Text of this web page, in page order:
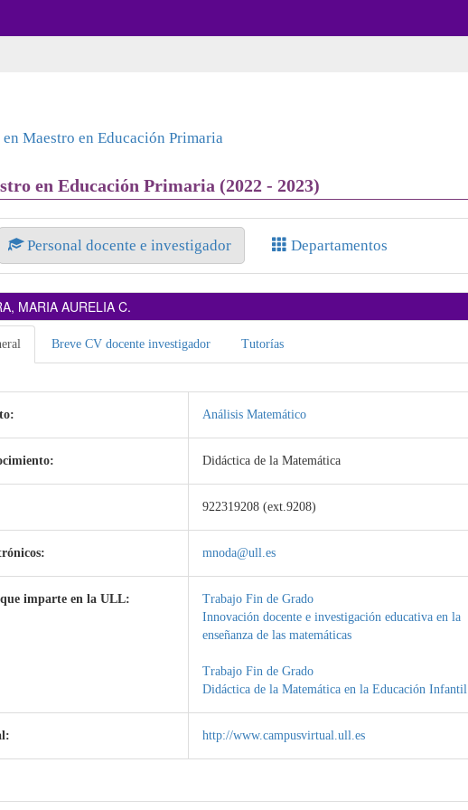
en Maestro en Educación Primaria
en Educación Primaria (2022 - 2023)
Personal docente e investigador Departamentos
MARIA AURELIA C.
Breve CV docente investigador Tutorías
Análisis Matemático
Didáctica de la Matemática
922319208 (ext.9208)
mnoda@ull.es
imparte en la ULL: Trabajo Fin de Grado
Innovación docente e investigación educativa en la
enseñanza de las matemáticas
Trabajo Fin de Grado
Didáctica de la Matemática en la Educación Infantil
http://www.campusvirtual.ull.es